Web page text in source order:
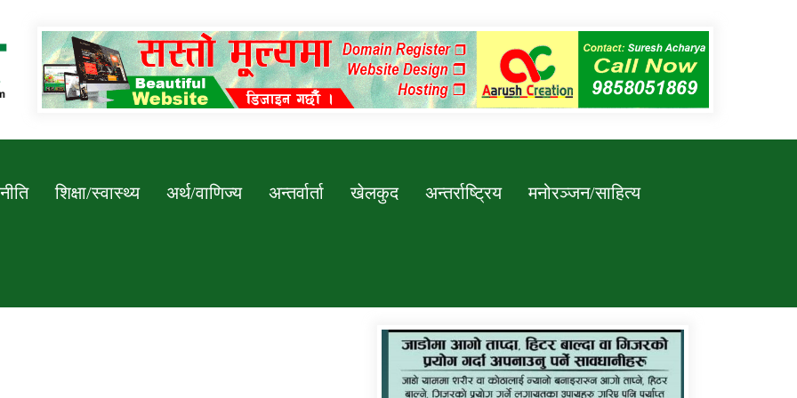
Newssarokar
शिक्षा/स्वास्थ्य अर्थ/वाणिज्य अन्तर्वार्ता खेलकुद अन्तर्राष्ट्रिय मनोरञ्जन/साहित्य
कर्णाली प्रविधि शिक्षालय जुम्लाको सुचना